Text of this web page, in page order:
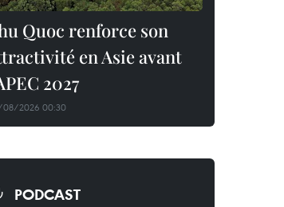
Quoc renforce son
en Asie avant
2027
2026 00:30
PODCAST